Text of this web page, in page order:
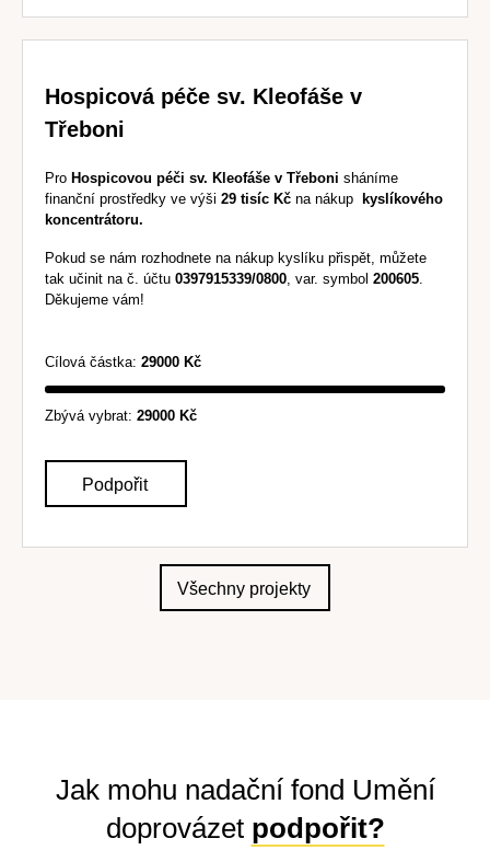
Hospicová péče sv. Kleofáše v
Třeboni
Pro Hospicovou péči sv. Kleofáše v Třeboni sháníme
finanční prostředky ve výši 29 tisíc Kč na nákup
kyslíkového
koncentrátoru.
Pokud se nám rozhodnete na nákup kyslíku přispět, můžete
tak učinit na č. účtu 0397915339/0800, var. symbol 200605.
Děkujeme vám!
Cílová částka: 29000 Kč
Zbývá vybrat: 29000 Kč
Podpořit
Všechny projekty
Jak mohu nadační fond Umění
doprovázet podpořit?